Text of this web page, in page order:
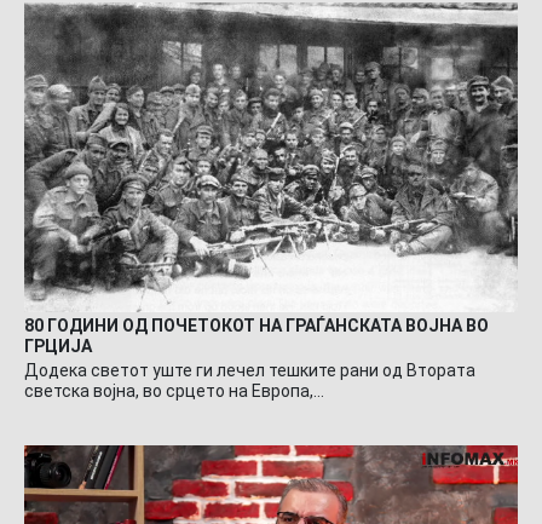
80 ГОДИНИ ОД ПОЧЕТОКОТ НА ГРАЃАНСКАТА ВОЈНА ВО
ГРЦИЈА
Додека светот уште ги лечел тешките рани од Втората
светска војна, во срцето на Европа,…